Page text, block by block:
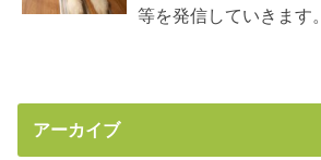
等を発信していきます。
アーカイブ